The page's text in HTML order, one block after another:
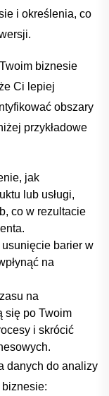
i określenia, co
biznesie
Ci​ lepiej
obszary
przykładowe
jak
lub usługi,
co w rezultacie
usunięcie⁣ barier w
na
na
się po Twoim
i skrócić
danych do‍ analizy